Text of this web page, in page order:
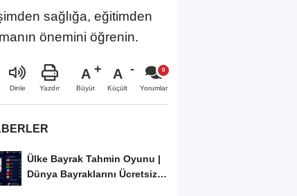
sağlığa, eğitimden
önemini öğrenin.
Dinle Yazdır
A
Büyüt
A
Küçült Yorumlar
Ülke Bayrak Tahmin Oyunu |
Dünya Bayraklarını Ücretsiz